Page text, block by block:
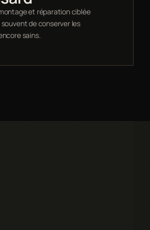
et réparation ciblée
de conserver les
sains.